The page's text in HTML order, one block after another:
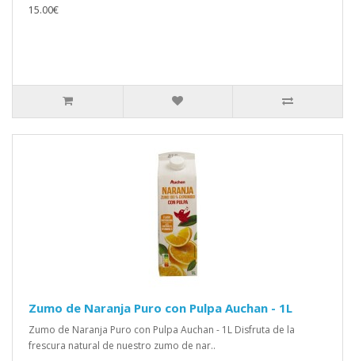
15.00€
Zumo de Naranja Puro con Pulpa Auchan - 1L
Zumo de Naranja Puro con Pulpa Auchan - 1L Disfruta de la
frescura natural de nuestro zumo de nar..